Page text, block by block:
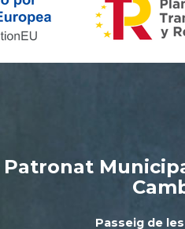
Patronat
Passeig de